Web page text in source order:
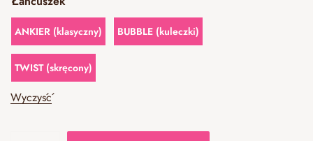
ANKIER (klasyczny) BUBBLE (kuleczki)
TWIST (skręcony)
Wyczyść